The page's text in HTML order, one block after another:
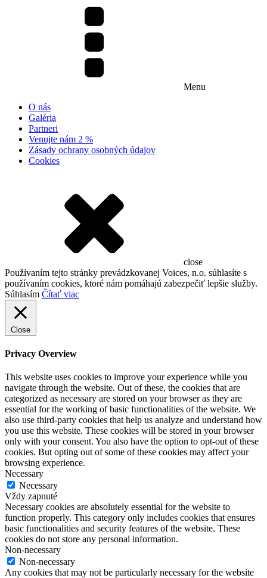
Menu
O nás
Galéria
Partneri
Venujte nám 2 %
Zásady ochrany osobných údajov
Cookies
close
Používaním tejto stránky prevádzkovanej Voices, n.o. súhlasíte s
používaním cookies, ktoré nám pomáhajú zabezpečiť lepšie služby.
Súhlasím Čítať viac
Close
Privacy Overview
This website uses cookies to improve your experience while you
navigate through the website. Out of these, the cookies that are
categorized as necessary are stored on your browser as they are
essential for the working of basic functionalities of the website. We
also use third-party cookies that help us analyze and understand how
you use this website. These cookies will be stored in your browser
only with your consent. You also have the option to opt-out of these
cookies. But opting out of some of these cookies may affect your
browsing experience.
Necessary
Necessary
Vždy zapnuté
Necessary cookies are absolutely essential for the website to
function properly. This category only includes cookies that ensures
basic functionalities and security features of the website. These
cookies do not store any personal information.
Non-necessary
Non-necessary
Any cookies that may not be particularly necessary for the website